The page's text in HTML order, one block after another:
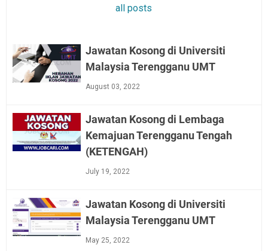
all posts
Jawatan Kosong di Universiti
Malaysia Terengganu UMT
August 03, 2022
Jawatan Kosong di Lembaga
Kemajuan Terengganu Tengah
(KETENGAH)
July 19, 2022
Jawatan Kosong di Universiti
Malaysia Terengganu UMT
May 25, 2022